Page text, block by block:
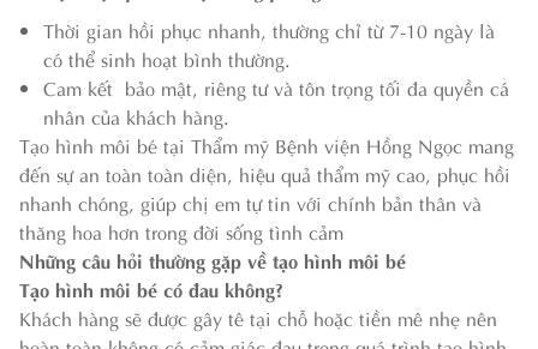
Thời gian hồi phục nhanh, thường chỉ từ 7-10 ngày là
có thể sinh hoạt bình thường.
Cam kết bảo mật, riêng tư và tôn trọng tối đa quyền cá
nhân của khách hàng.
Tạo hình môi bé tại Thẩm mỹ Bệnh viện Hồng Ngọc mang
đến sự an toàn toàn diện, hiệu quả thẩm mỹ cao, phục hồi
nhanh chóng, giúp chị em tự tin với chính bản thân và
thăng hoa hơn trong đời sống tình cảm
Những câu hỏi thường gặp về tạo hình môi bé
Tạo hình môi bé có đau không?
Khách hàng sẽ được gây tê tại chỗ hoặc tiền mê nhẹ nên